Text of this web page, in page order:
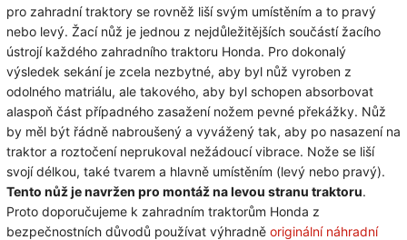
pro zahradní traktory se rovněž liší svým umístěním a to pravý
nebo levý. Žací nůž je jednou z nejdůležitějších součástí žacího
ústrojí každého zahradního traktoru Honda. Pro dokonalý
výsledek sekání je zcela nezbytné, aby byl nůž vyroben z
odolného matriálu, ale takového, aby byl schopen absorbovat
alaspoň část případného zasažení nožem pevné překážky. Nůž
by měl být řádně nabroušený a vyvážený tak, aby po nasazení na
traktor a roztočení neprukoval nežádoucí vibrace. Nože se liší
svojí délkou, také tvarem a hlavně umístěním (levý nebo pravý).
Tento nůž je navržen pro montáž na levou stranu traktoru.
Proto doporučujeme k zahradním traktorům Honda z
bezpečnostních důvodů používat výhradně originální náhradní